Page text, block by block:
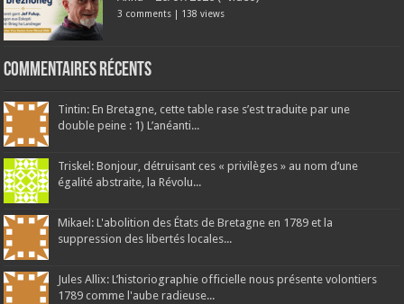
3 comments | 138 views
Commentaires récents
Tintin: En Bretagne, cette table rase s’est traduite par une
double peine : 1) L’anéanti...
Triskel: Bonjour, détruisant ces « privilèges » au nom d’une
égalité abstraite, la Révolu...
Mikael: L'abolition des États de Bretagne en 1789 et la
suppression des libertés locales...
Jules Allix: L’historiographie officielle nous présente volontiers
1789 comme l'aube radieuse...